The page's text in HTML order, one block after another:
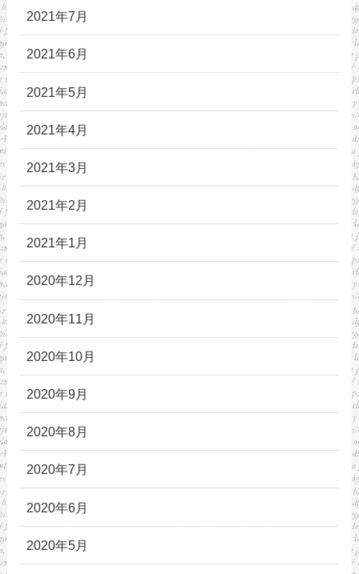
2021年7月
2021年6月
2021年5月
2021年4月
2021年3月
2021年2月
2021年1月
2020年12月
2020年11月
2020年10月
2020年9月
2020年8月
2020年7月
2020年6月
2020年5月